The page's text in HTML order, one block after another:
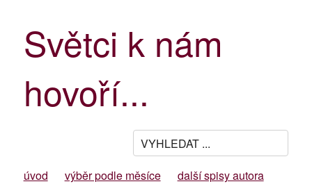
Světci k nám
hovoří...
úvod výběr podle měsíce
další spisy autora